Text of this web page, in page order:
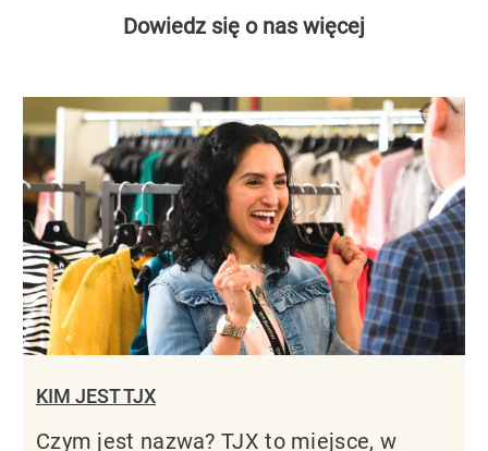
Dowiedz się o nas więcej
KIM JEST TJX
Czym jest nazwa? TJX to miejsce, w